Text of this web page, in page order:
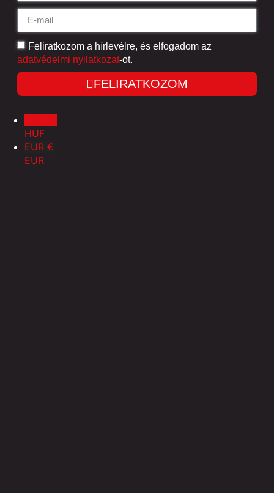
Feliratkozom a hírlevélre, és elfogadom az
adatvédelmi nyilatkozat-ot.
FELIRATKOZOM
HUF
EUR €
EUR